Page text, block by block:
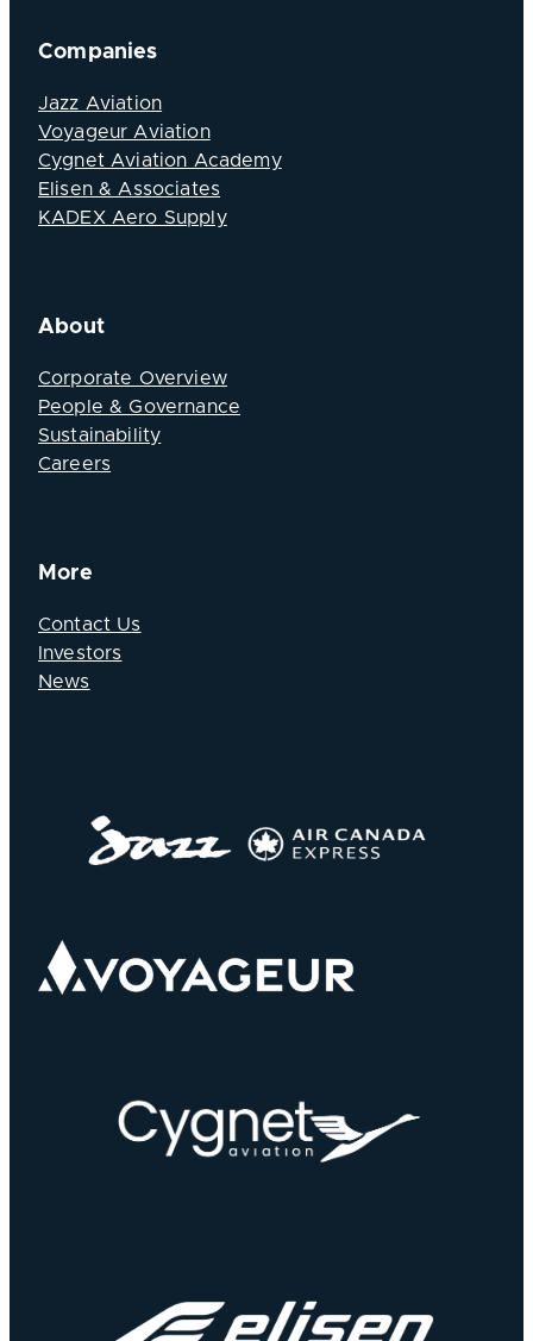
Companies
Jazz Aviation
Voyageur Aviation
Cygnet Aviation Academy
Elisen & Associates
KADEX Aero Supply
About
Corporate Overview
People & Governance
Sustainability
Careers
More
Contact Us
Investors
News